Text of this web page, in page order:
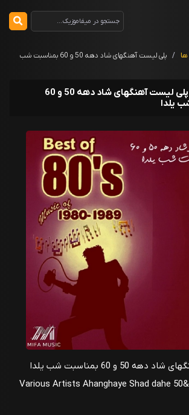
/
پلی لیست آهنگهای شاد دهه 50 و 60 بمناسبت شب
پلی لیست پلی لیست آهنگهای شاد دهه 50 و 60
یلدا
50 و 60 بمناسبت شب یلدا
Various Artists Ahanghaye Shad dahe